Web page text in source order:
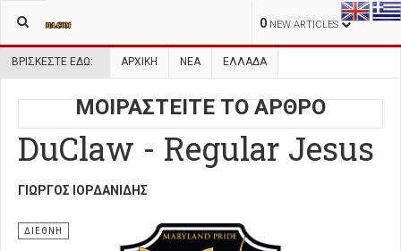
0 NEW ARTICLES
ΒΡΊΣΚΕΣΤΕ ΕΔΏ: ΑΡΧΙΚΉ ΝΕΑ ΕΛΛΑΔΑ
ΜΟΙΡΑΣΤΕΙΤΕ ΤΟ ΑΡΘΡΟ
DuClaw - Regular Jesus
ΓΙΏΡΓΟΣ ΙΟΡΔΑΝΊΔΗΣ
ΔΙΕΘΝΗ